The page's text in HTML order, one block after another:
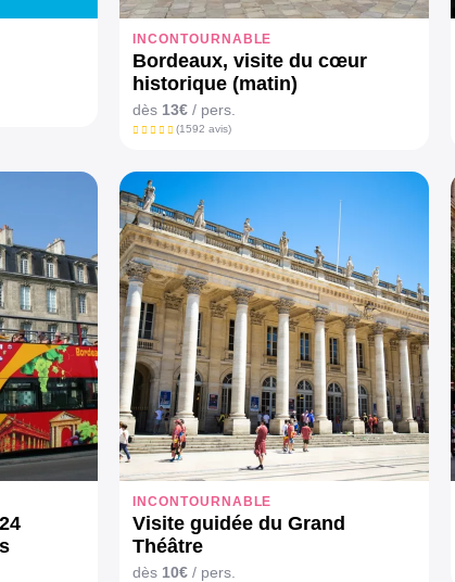
INCONTOURNABLE
Bordeaux, visite du cœur
historique (matin)
dès 13€ / pers.
(1592 avis)
INCONTOURNABLE
Visite guidée du Grand
Théâtre
dès 10€ / pers.